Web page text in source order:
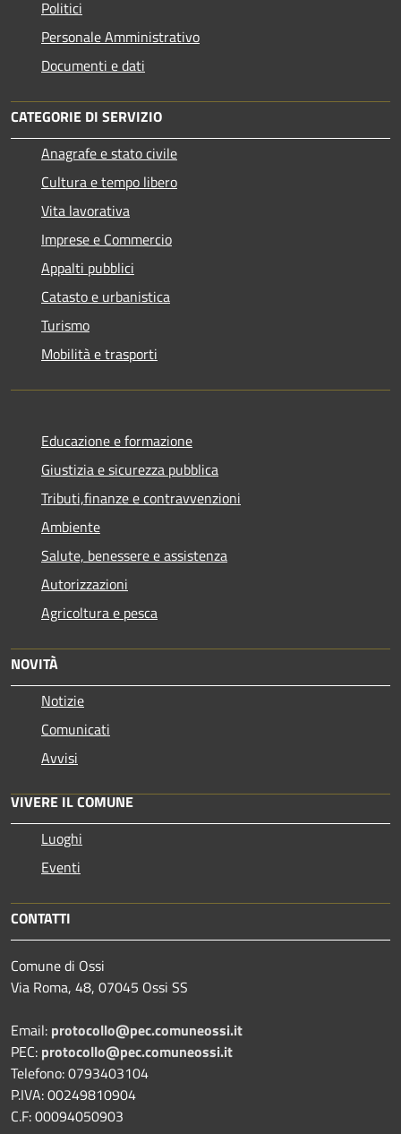
Politici
Personale Amministrativo
Documenti e dati
CATEGORIE DI SERVIZIO
Anagrafe e stato civile
Cultura e tempo libero
Vita lavorativa
Imprese e Commercio
Appalti pubblici
Catasto e urbanistica
Turismo
Mobilità e trasporti
Educazione e formazione
Giustizia e sicurezza pubblica
Tributi,finanze e contravvenzioni
Ambiente
Salute, benessere e assistenza
Autorizzazioni
Agricoltura e pesca
NOVITÀ
Notizie
Comunicati
Avvisi
VIVERE IL COMUNE
Luoghi
Eventi
CONTATTI
Comune di Ossi
Via Roma, 48, 07045 Ossi SS
Email: protocollo@pec.comuneossi.it
PEC: protocollo@pec.comuneossi.it
Telefono: 0793403104
P.IVA: 00249810904
C.F: 00094050903